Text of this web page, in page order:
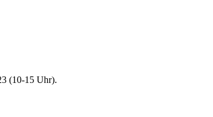
(10-15 Uhr).